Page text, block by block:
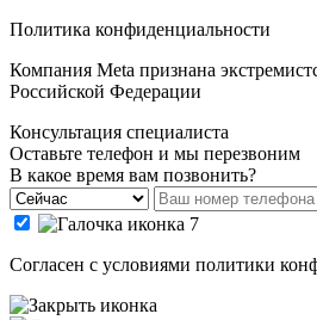
Политика конфиденциальности
Компания Meta признана
Российской Федерации
Консультация специалиста
Оставьте телефон и мы перезвоним
В какое время вам позвонить?
Cогласен с условиями политики